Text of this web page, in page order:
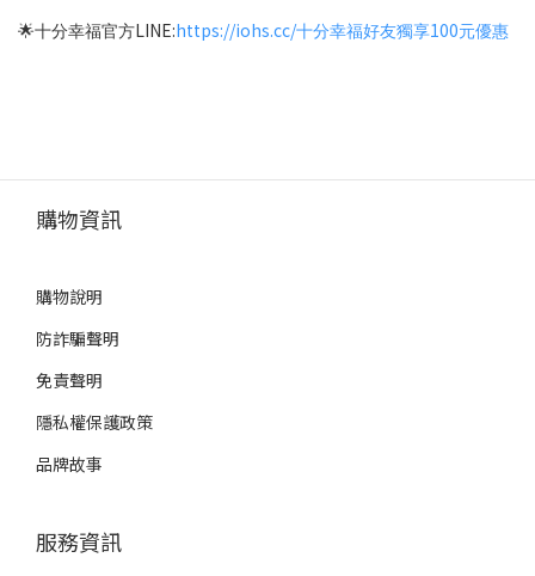
🌟十分幸福官方LINE:https://iohs.cc/十分幸福好友獨享100元優惠
購物資訊
購物說明
防詐騙聲明
免責聲明
隱私權保護政策
品牌故事
服務資訊